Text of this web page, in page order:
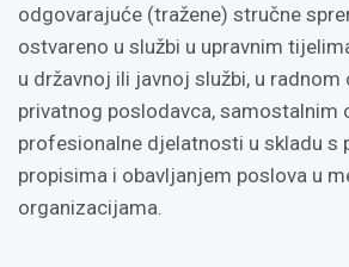
odgovarajuće (tražene) stručne
ostvareno u službi u upravnim
u državnoj ili javnoj službi, u radnom
privatnog poslodavca, samostalnim
profesionalne djelatnosti u skladu s
propisima i obavljanjem poslova u
organizacijama.